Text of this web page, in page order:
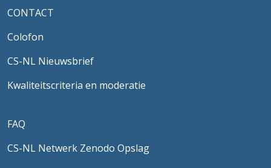
CONTACT
Colofon
CS-NL Nieuwsbrief
Kwaliteitscriteria en moderatie
FAQ
CS-NL Netwerk Zenodo Opslag